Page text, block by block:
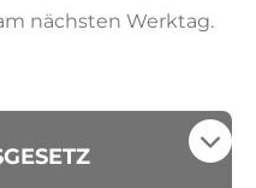
nächsten Werktag.